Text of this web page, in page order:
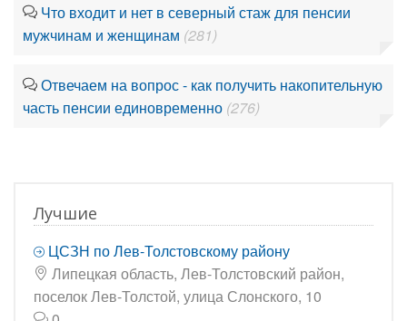
Что входит и нет в северный стаж для пенсии
мужчинам и женщинам (281)
Отвечаем на вопрос - как получить накопительную
часть пенсии единовременно (276)
Лучшие
ЦСЗН по Лев-Толстовскому району
Липецкая область, Лев-Толстовский район,
поселок Лев-Толстой, улица Слонского, 10